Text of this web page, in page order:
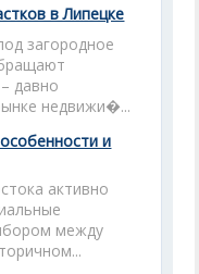
в Липецке
загородное
давно
недвижи�...
и
активно
между